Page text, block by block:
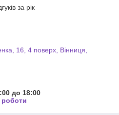
за рік
16, 4 поверх, Вінниця,
до 18:00
роботи